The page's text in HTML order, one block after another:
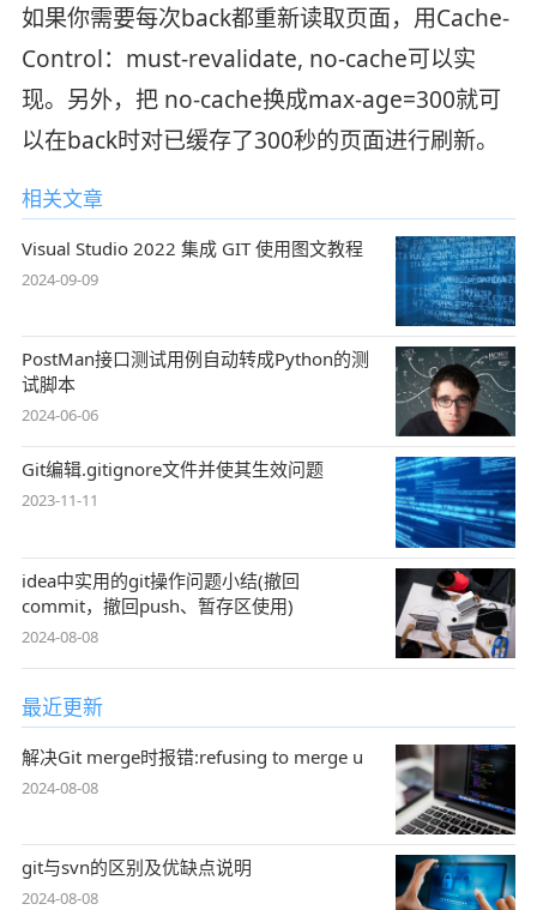
如果你需要每次back都重新读取页面，用Cache-
Control：must-revalidate, no-cache可以实
现。另外，把 no-cache换成max-age=300就可
以在back时对已缓存了300秒的页面进行刷新。
相关文章
Visual Studio 2022 集成 GIT 使用图文教程
2024-09-09
PostMan接口测试用例自动转成Python的测
试脚本
2024-06-06
Git编辑.gitignore文件并使其生效问题
2023-11-11
idea中实用的git操作问题小结(撤回
commit，撤回push、暂存区使用)
2024-08-08
最近更新
解决Git merge时报错:refusing to merge u
2024-08-08
git与svn的区别及优缺点说明
2024-08-08